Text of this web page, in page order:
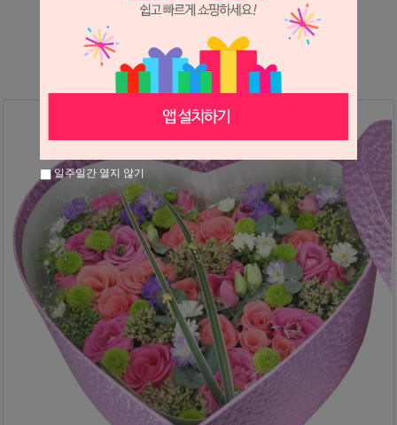
장미는 시세 변동에 따라 가격이 달라질 수 있으니
일주일간 열지 않기